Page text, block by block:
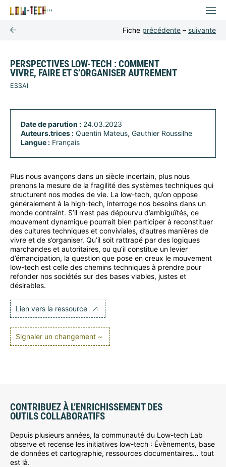
Fiche précédente – suivante
PERSPECTIVES LOW-TECH : COMMENT
VIVRE, FAIRE ET S’ORGANISER AUTREMENT
ESSAI
Date de parution : 24.03.2023
Auteurs.trices : Quentin Mateus, Gauthier Roussilhe
Langue : Français
Plus nous avançons dans un siècle incertain, plus nous
prenons la mesure de la fragilité des systèmes techniques qui
structurent nos modes de vie. La low-tech, qu’on oppose
généralement à la high-tech, interroge nos besoins dans un
monde contraint. S’il n’est pas dépourvu d’ambiguïtés, ce
mouvement dynamique pourrait bien participer à reconstituer
des cultures techniques et conviviales, d’autres manières de
vivre et de s’organiser. Qu’il soit rattrapé par des logiques
marchandes et autoritaires, ou qu’il constitue un levier
d’émancipation, la question que pose en creux le mouvement
low-tech est celle des chemins techniques à prendre pour
refonder nos sociétés sur des bases viables, justes et
désirables.
Lien vers la ressource
Signaler un changement ~
CONTRIBUEZ À L’ENRICHISSEMENT DES
OUTILS COLLABORATIFS
Depuis plusieurs années, la communauté du Low-tech Lab
observe et recense les initiatives low-tech : Évènements, base
de données et cartographie, ressources documentaires… tout
est là.